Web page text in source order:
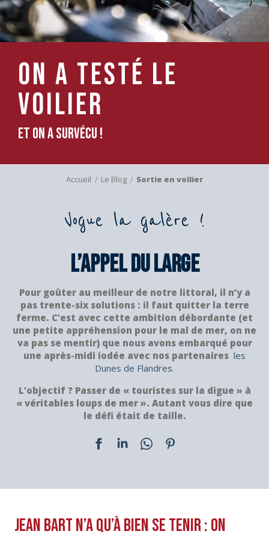
On a testé le
voilier
et on a survécu !
Accueil Le Blog Sortie en voilier
Vogue la galère !
L’appel du large
Pour goûter au meilleur de notre littoral, il n’y a
pas trente-six solutions : il faut quitter la terre
ferme. C’est avec cette ambition débordante (et
une petite appréhension pour le mal de mer, on ne
va pas se mentir) que nous avons embarqué pour
une après-midi iodée avec nos partenaires les
Dunes de Flandres.
L’objectif ? Passer de « touristes sur la digue » à
« véritables loups de mer ». Autant vous dire que
le défi était de taille.
Jean Bart n’a qu’à bien se tenir : on